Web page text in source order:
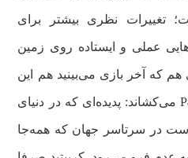
نظری بیشتر برای
عملی و ایستاده روی زمین
هم که آخر بازی می‌بینید هم این
مسیر را به بحث درباره‌ی Pale می‌کشاند: پدیده‌ای که در دنیای
در سرتاسر جهان که همه‌جا